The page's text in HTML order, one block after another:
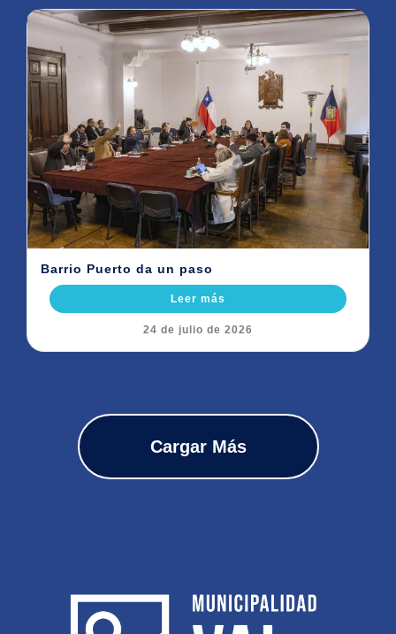
Barrio Puerto da un paso
Leer más
24 de julio de 2026
Cargar Más